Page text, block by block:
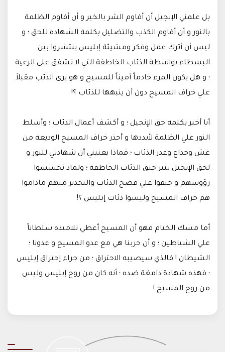
بل علمني الإنجيل أن أقاوم الشر بالخير و أن أقاوم الظلمة
بالنور و أن أقاوم الكذب والتضليل بكلمة الشهادة للحق ؛ و
ليس أن أترك عمل وفكر ومشيئة إبليس ينتشروا بين
البسطاء بواسطة الذئاب الخاطفة التي لا تشفق علي الرعية
؛ و هل يكون المرء خادماً أميناً للمسيح و هو يرى الذئب مقبلاً
علي خراف المسيح دون أن ينبهها للذئاب ؟!
أنا أخبر بكلمة حق الإنجيل ؛ و أكشف أعمال الذئاب ؛ وأسلط
النور علي الظلمة لأبددها و أحذر خراف المسيح الوديعة من
غش وخداع وغدر الذئاب ؛ فماذا يعنيني أن شهادتي للنور و
لحق الإنجيل تثير حنق الذئاب الخاطفة ؛ ولماذ تحسسوا
رؤوسهم و حنقوا علي فضح الذئاب والتحذير منهم ماداموا
هم خراف المسيح وليسوا ذئاب إبليس ؟!
أما مسك الختام فهو أن المسيح أعطي تلاميذه سلطاناً
علي الشياطين ؛ و أن حربنا هي مع عدو المسيح و عدونا ؛
الشيطان ! فالذي سيصيبه الاحتراق ؛ من جراء إحتراق إبليس
؛ فهذه شهادة دامغة ضده ؛ أنه كان من روح إبليس وليس
من روح المسيح !